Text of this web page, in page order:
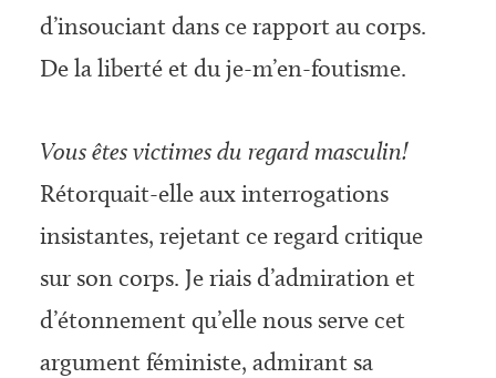
d’insouciant dans ce rapport au corps.
De la liberté et du je-m’en-foutisme.
Vous êtes victimes du regard masculin!
Rétorquait-elle aux interrogations
insistantes, rejetant ce regard critique
sur son corps. Je riais d’admiration et
d’étonnement qu’elle nous serve cet
argument féministe, admirant sa